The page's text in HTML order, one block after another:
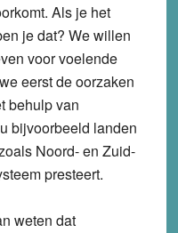
Als je het
je dat? We willen
voor voelende
eerst de oorzaken
behulp van
bijvoorbeeld landen
Noord- en Zuid-
presteert.
weten dat